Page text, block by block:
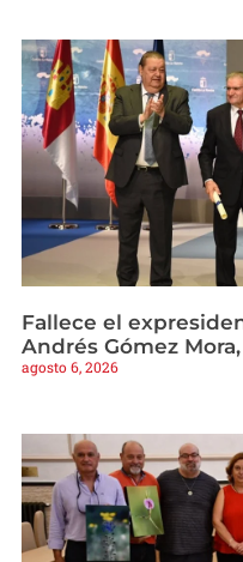
Fallece el
Andrés Gómez
agosto 6, 2026